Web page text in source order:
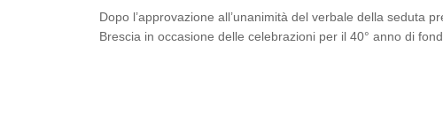
Dopo l’approvazione all’unanimità del verbale della seduta
Brescia in occasione delle celebrazioni per il 40° anno di